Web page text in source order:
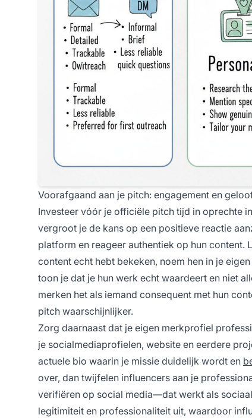
Voorafgaand aan je pitch: engagement en
Investeer vóór je officiële pitch tijd in oprechte
vergroot je de kans op een positieve reactie
platform en reageer authentiek op hun
content echt hebt bekeken, noem hen in je
toon je dat je hun werk echt waardeert en niet
merken het als iemand consequent met hun
pitch waarschijnlijker.
Zorg daarnaast dat je eigen merkprofiel
je socialmediaprofielen, website en eerdere
actuele bio waarin je missie duidelijk wordt en
over, dan twijfelen influencers aan je
verifiëren op social media—dat werkt als
legitimiteit en professionaliteit uit, waardoor